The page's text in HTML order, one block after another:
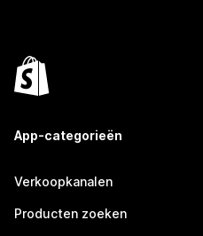
App-categorieën
Verkoopkanalen
Producten zoeken